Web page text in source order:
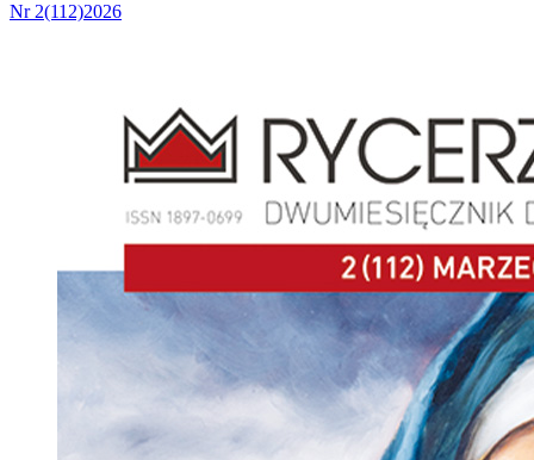
Nr 2(112)2026